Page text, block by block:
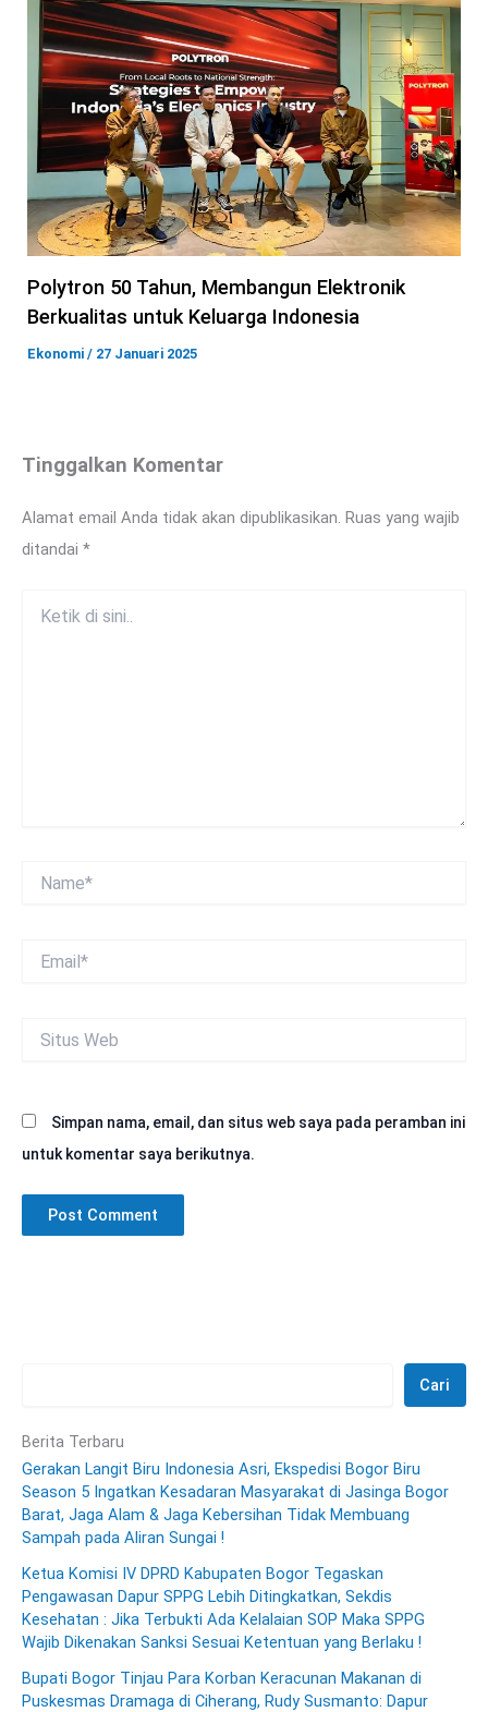
Polytron 50 Tahun, Membangun Elektronik
Berkualitas untuk Keluarga Indonesia
Ekonomi / 27 Januari 2025
Tinggalkan Komentar
Alamat email Anda tidak akan dipublikasikan. Ruas yang wajib
ditandai *
Web
Simpan nama, email, dan situs web saya pada peramban ini
untuk komentar saya berikutnya.
Cari
Berita Terbaru
Gerakan Langit Biru Indonesia Asri, Ekspedisi Bogor Biru
Season 5 Ingatkan Kesadaran Masyarakat di Jasinga Bogor
Barat, Jaga Alam & Jaga Kebersihan Tidak Membuang
Sampah pada Aliran Sungai !
Ketua Komisi IV DPRD Kabupaten Bogor Tegaskan
Pengawasan Dapur SPPG Lebih Ditingkatkan, Sekdis
Kesehatan : Jika Terbukti Ada Kelalaian SOP Maka SPPG
Wajib Dikenakan Sanksi Sesuai Ketentuan yang Berlaku !
Bupati Bogor Tinjau Para Korban Keracunan Makanan di
Puskesmas Dramaga di Ciherang, Rudy Susmanto: Dapur